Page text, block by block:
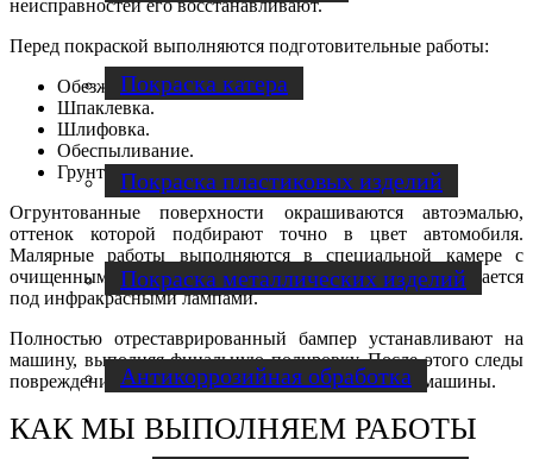
Покраска катера
Покраска пластиковых изделий
Покраска металлических изделий
Антикоррозийная обработка
неисправностей его восстанавливают.
Перед покраской выполняются подготовительные работы:
Обезжиривание.
Шпаклевка.
Шлифовка.
Обеспыливание.
Грунтовка.
Огрунтованные поверхности окрашиваются автоэмалью,
оттенок которой подбирают точно в цвет автомобиля.
Малярные работы выполняются в специальной камере с
очищенным воздухом, а каждый слой краски просушивается
под инфракрасными лампами.
Полностью отреставрированный бампер устанавливают на
машину, выполняя финальную полировку. После этого следы
повреждений не сможет найти даже сам владелец машины.
КАК МЫ ВЫПОЛНЯЕМ РАБОТЫ